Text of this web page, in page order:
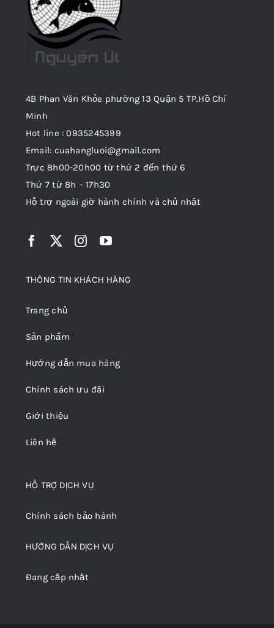
4B Phan Văn Khỏe phường 13 Quận 5 TP.Hồ Chí
Minh
Hot line : 0935245399
Email: cuahangluoi@gmail.com
Trực 8h00-20h00 từ thứ 2 đến thứ 6
Thứ 7 từ 8h – 17h30
Hỗ trợ ngoài giờ hành chính và chủ nhật
THÔNG TIN KHÁCH HÀNG
Trang chủ
Sản phẩm
Hướng dẫn mua hàng
Chính sách ưu đãi
Giới thiệu
Liên hệ
HỖ TRỢ DỊCH VỤ
Chính sách bảo hành
HƯỚNG DẪN DỊCH VỤ
Đang cập nhật